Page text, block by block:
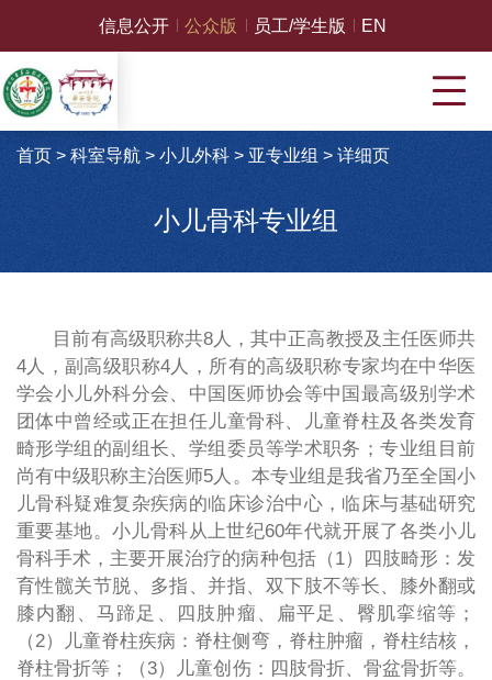
信息公开 公众版 员工/学生版 EN
首页 > 科室导航> 小儿外科> 亚专业组 > 详细页
小儿骨科专业组
目前有高级职称共8人，其中正高教授及主任医师共
4人，副高级职称4人，所有的高级职称专家均在中华医
学会小儿外科分会、中国医师协会等中国最高级别学术
团体中曾经或正在担任儿童骨科、儿童脊柱及各类发育
畸形学组的副组长、学组委员等学术职务；专业组目前
尚有中级职称主治医师5人。本专业组是我省乃至全国小
儿骨科疑难复杂疾病的临床诊治中心，临床与基础研究
重要基地。小儿骨科从上世纪60年代就开展了各类小儿
骨科手术，主要开展治疗的病种包括（1）四肢畸形：发
育性髋关节脱、多指、并指、双下肢不等长、膝外翻或
膝内翻、马蹄足、四肢肿瘤、扁平足、臀肌挛缩等；
（2）儿童脊柱疾病：脊柱侧弯，脊柱肿瘤，脊柱结核，
脊柱骨折等；（3）儿童创伤：四肢骨折、骨盆骨折等。